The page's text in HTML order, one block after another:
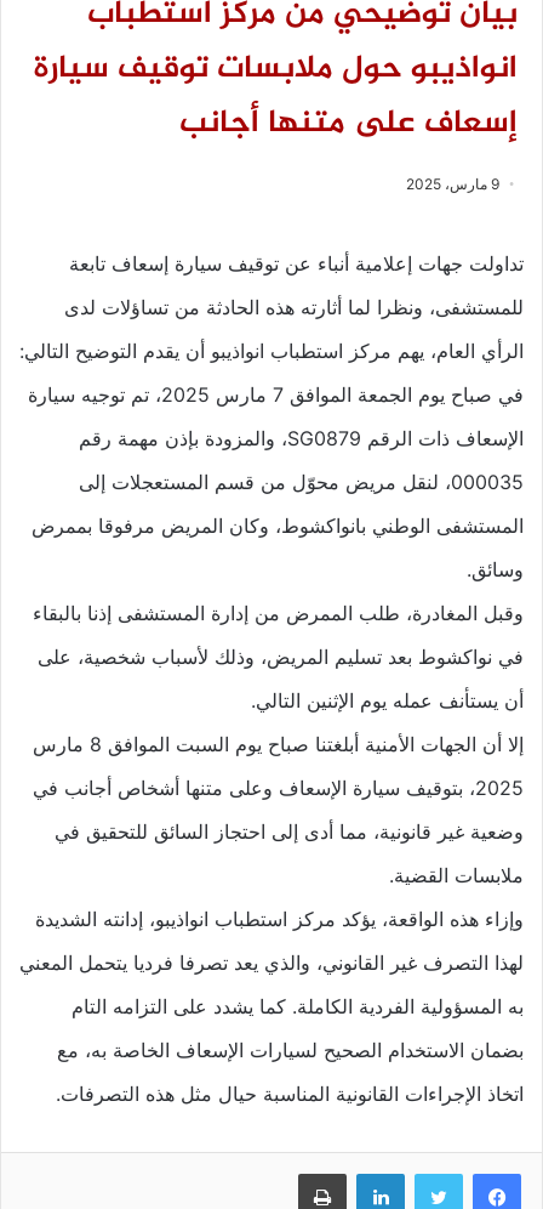
بيان توضيحي من مركز استطباب
انواذيبو حول ملابسات توقيف سيارة
إسعاف على متنها أجانب
9 مارس، 2025
تداولت جهات إعلامية أنباء عن توقيف سيارة إسعاف تابعة
للمستشفى، ونظرا لما أثارته هذه الحادثة من تساؤلات لدى
الرأي العام، يهم مركز استطباب انواذيبو أن يقدم التوضيح التالي:
في صباح يوم الجمعة الموافق 7 مارس 2025، تم توجيه سيارة
الإسعاف ذات الرقم SG0879، والمزودة بإذن مهمة رقم
000035، لنقل مريض محوّل من قسم المستعجلات إلى
المستشفى الوطني بانواكشوط، وكان المريض مرفوقا بممرض
وسائق.
وقبل المغادرة، طلب الممرض من إدارة المستشفى إذنا بالبقاء
في نواكشوط بعد تسليم المريض، وذلك لأسباب شخصية، على
أن يستأنف عمله يوم الإثنين التالي.
إلا أن الجهات الأمنية أبلغتنا صباح يوم السبت الموافق 8 مارس
2025، بتوقيف سيارة الإسعاف وعلى متنها أشخاص أجانب في
وضعية غير قانونية، مما أدى إلى احتجاز السائق للتحقيق في
ملابسات القضية.
وإزاء هذه الواقعة، يؤكد مركز استطباب انواذيبو، إدانته الشديدة
لهذا التصرف غير القانوني، والذي يعد تصرفا فرديا يتحمل المعني
به المسؤولية الفردية الكاملة. كما يشدد على التزامه التام
بضمان الاستخدام الصحيح لسيارات الإسعاف الخاصة به، مع
اتخاذ الإجراءات القانونية المناسبة حيال مثل هذه التصرفات.
فيسبوك تويتر لينكدإن طباعة